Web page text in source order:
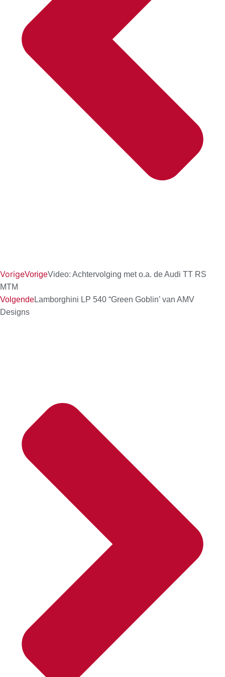
VorigeVorigeVideo: Achtervolging met o.a. de Audi TT RS
MTM
VolgendeLamborghini LP 540 “Green Goblin’ van AMV
Designs